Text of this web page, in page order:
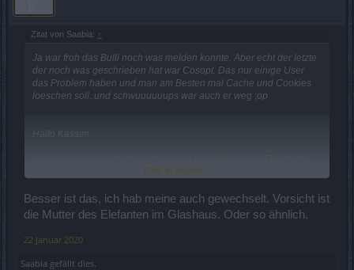
Zitat von Saabia: ↑
Ja war froh das Bulli noch was melden konnte. Aber echt der letzte
der noch was geschrieben hat war Cosopt. Das nur einige User
das Problem haben und man am Besten mal Cache und Cookies
loeschen soll..und schwuuuuuups war auch er weg ;op
Hallo Kassim
Die waren alle weg und auch nur die Bilder von der persoenlichen
Signatur.
Eventuel war das Interesse des "Angriffs"? vor allem auf die
personelichen Daten der Forum User ausgerichtet?
Werde auf jedenfall meine Passwoerter wechseln...man weiss ja
Click to expand...
Besser ist das, ich hab meine auch gewechselt. Vorsicht ist
die Mutter des Elefanten im Glashaus. Oder so ähnlich.
22 Januar 2020
Saabia gefällt dies.